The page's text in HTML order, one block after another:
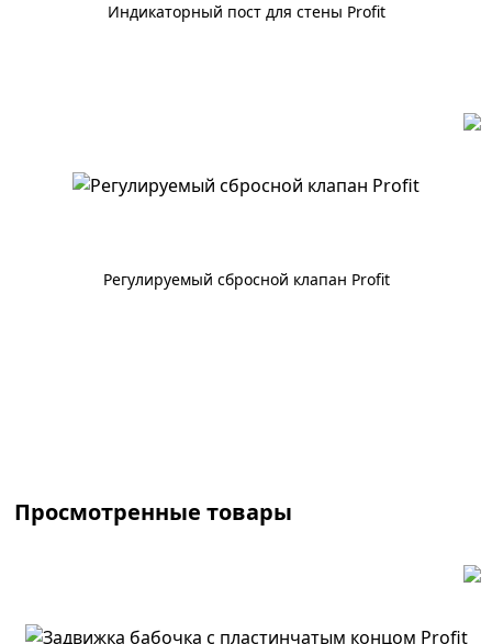
Индикаторный пост для стены Profit
Регулируемый сбросной клапан Profit
Просмотренные товары